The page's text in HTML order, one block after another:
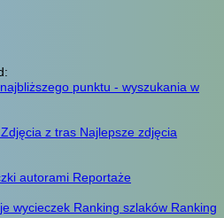
punktu - wyszukania w
Zdjęcia z tras Najlepsze zdjęcia
autorami Reportaże
wycieczek Ranking szlaków Ranking